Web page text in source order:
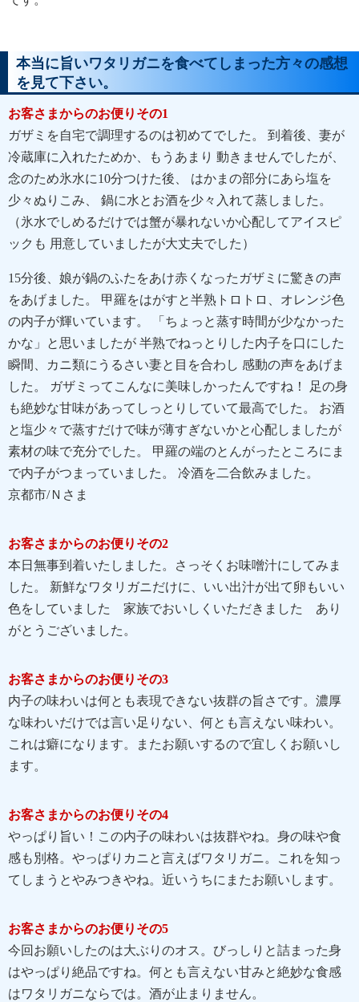
本当に旨いワタリガニを食べてしまった方々の感想
を見て下さい。
お客さまからのお便りその1
ガザミを自宅で調理するのは初めてでした。 到着後、妻が
冷蔵庫に入れたためか、もうあまり 動きませんでしたが、
念のため氷水に10分つけた後、 はかまの部分にあら塩を
少々ぬりこみ、 鍋に水とお酒を少々入れて蒸しました。
（氷水でしめるだけでは蟹が暴れないか心配してアイスピ
ックも 用意していましたが大丈夫でした）
15分後、娘が鍋のふたをあけ赤くなったガザミに驚きの声
をあげました。 甲羅をはがすと半熟トロトロ、オレンジ色
の内子が輝いています。 「ちょっと蒸す時間が少なかった
かな」と思いましたが 半熟でねっとりした内子を口にした
瞬間、カニ類にうるさい妻と目を合わし 感動の声をあげま
した。 ガザミってこんなに美味しかったんですね！ 足の身
も絶妙な甘味があってしっとりしていて最高でした。 お酒
と塩少々で蒸すだけで味が薄すぎないかと心配しましたが
素材の味で充分でした。 甲羅の端のとんがったところにま
で内子がつまっていました。 冷酒を二合飲みました。
京都市/Ｎさま
お客さまからのお便りその2
本日無事到着いたしました。さっそくお味噌汁にしてみま
した。 新鮮なワタリガニだけに、いい出汁が出て卵もいい
色をしていました 家族でおいしくいただきました あり
がとうございました。
お客さまからのお便りその3
内子の味わいは何とも表現できない抜群の旨さです。濃厚
な味わいだけでは言い足りない、何とも言えない味わい。
これは癖になります。またお願いするので宜しくお願いし
ます。
お客さまからのお便りその4
やっぱり旨い！この内子の味わいは抜群やね。身の味や食
感も別格。やっぱりカニと言えばワタリガニ。これを知っ
てしまうとやみつきやね。近いうちにまたお願いします。
お客さまからのお便りその5
今回お願いしたのは大ぶりのオス。びっしりと詰まった身
はやっぱり絶品ですね。何とも言えない甘みと絶妙な食感
はワタリガニならでは。酒が止まりません。